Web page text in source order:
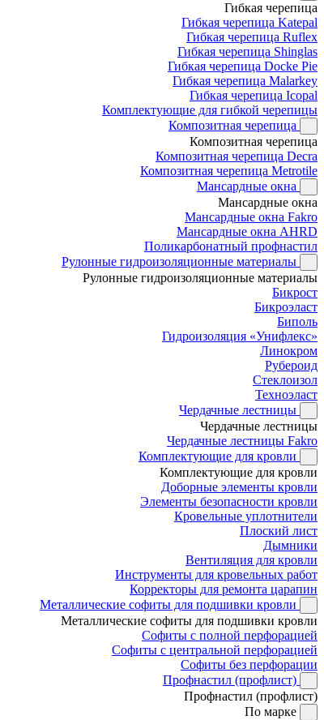
Гибкая черепица
Гибкая черепица Katepal
Гибкая черепица Ruflex
Гибкая черепица Shinglas
Гибкая черепица Docke Pie
Гибкая черепица Malarkey
Гибкая черепица Icopal
Комплектующие для гибкой черепицы
Композитная черепица
Композитная черепица
Композитная черепица Decra
Композитная черепица Metrotile
Мансардные окна
Мансардные окна
Мансардные окна Fakro
Мансардные окна AHRD
Поликарбонатный профнастил
Рулонные гидроизоляционные материалы
Рулонные гидроизоляционные материалы
Бикрост
Бикроэласт
Биполь
Гидроизоляция «Унифлекс»
Линокром
Рубероид
Стеклоизол
Техноэласт
Чердачные лестницы
Чердачные лестницы
Чердачные лестницы Fakro
Комплектующие для кровли
Комплектующие для кровли
Доборные элементы кровли
Элементы безопасности кровли
Кровельные уплотнители
Плоский лист
Дымники
Вентиляция для кровли
Инструменты для кровельных работ
Корректоры для ремонта царапин
Металлические софиты для подшивки кровли
Металлические софиты для подшивки кровли
Софиты с полной перфорацией
Софиты с центральной перфорацией
Софиты без перфорации
Профнастил (профлист)
Профнастил (профлист)
По марке